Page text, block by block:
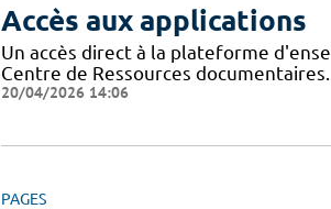
Accès aux applications
Un accès direct à la plateforme
Centre de Ressources
20/04/2026 14:06
PAGES